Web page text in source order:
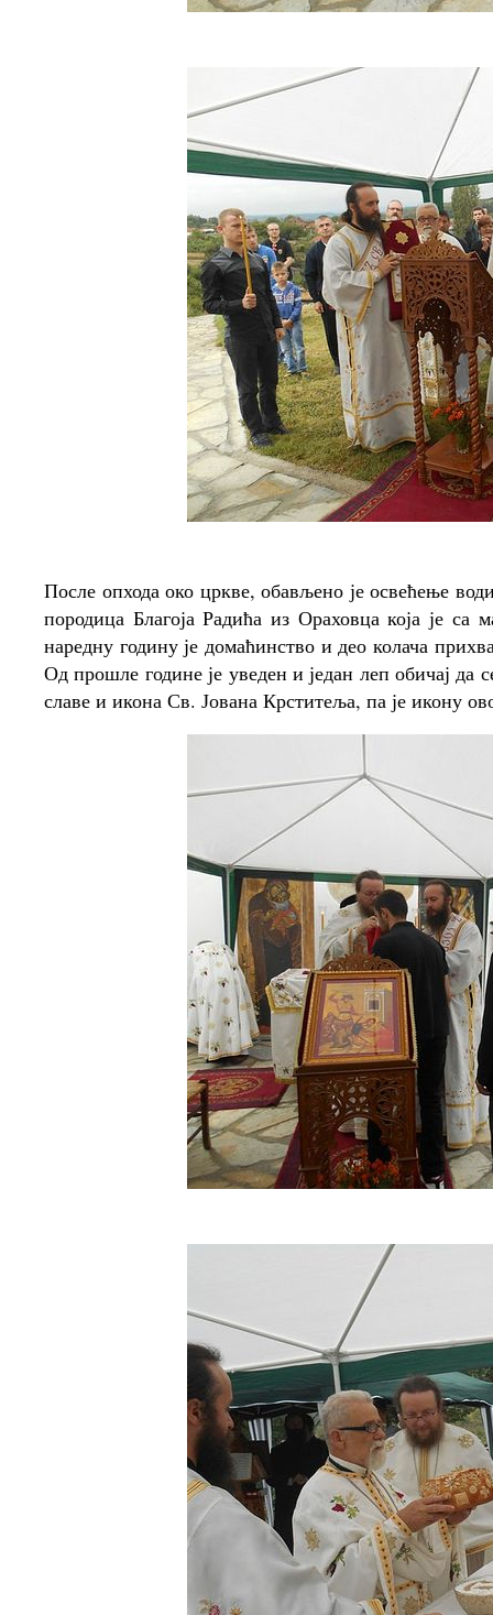
После опхода око цркве, обављено је освећење
породица Благоја Радића из Ораховца која је
наредну годину је домаћинство и део колача
Од прошле године је уведен и један леп обичај да
славе и икона Св. Јована Крститеља, па је икону